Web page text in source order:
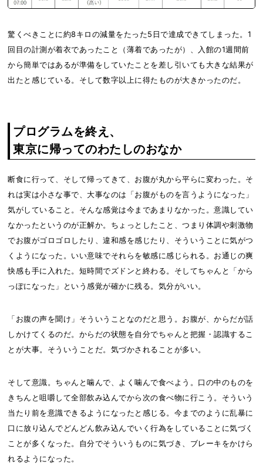
驚くべきことに約8キロの減量をたった5日で達成できてしまった。1
回目の計測が着衣であったこと（薄着であったが）、入館の1週間前
から簡単ではあるが準備をしていたことを差し引いても大きな結果が
出たと感じている。そして数字以上に得たものが大きかったのだ。
プログラムを終え、
東京に帰ってのわたしのおなか
断食に行って、そして帰ってきて、お腹が丸から平らに変わった。そ
れは実は小さな事で、大事なのは「お腹がものを言うようになった」
気がしていること。そんな感覚は今まであまりなかった。意識してい
なかったというのが正解か。ちょっとしたこと、つまり体調や刺激物
でお腹がゴロゴロしたり、違和感を感じたり、そういうことに気がつ
くようになった。いい意味でそれらを敏感に感じられる。お通じの爽
快感も手に入れた。短時間でズドンと終わる。そしてちゃんと「から
っぽになった」という感覚が確かに残る。気分がいい。
「お腹の声を聞け」そういうことなのだと思う。お腹が、からだが話
しかけてくるのだ。からだの状態を自分でちゃんと把握・認識するこ
とが大事。そういうことだ。気づかされることが多い。
そして意識。ちゃんと噛んで、よく噛んで食べよう。口の中のものを
きちんと咀嚼して全部飲み込んでから次の食べ物に行こう。そういう
当たり前を意識できるようになったと感じる。今までのように乱暴に
口に放り込んでどんどん飲み込んでいく行為をしていることに気づく
ことが多くなった。自分でそういうものに気づき、ブレーキをかけら
れるようになった。